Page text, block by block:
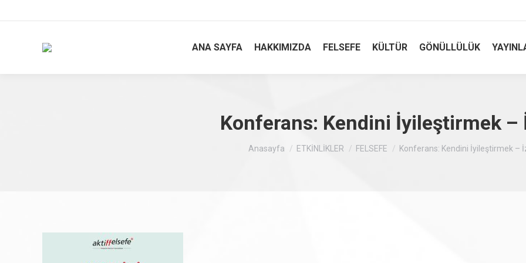
ANA SAYFA HAKKIMIZDA FELSEFE KÜLTÜR GÖNÜLLÜLÜK
Konferans: Kendini İyileştirmek –
Buradasınız :
Anasayfa ETKİNLİKLER FELSEFE Konferans: Kendini İyileştirmek –